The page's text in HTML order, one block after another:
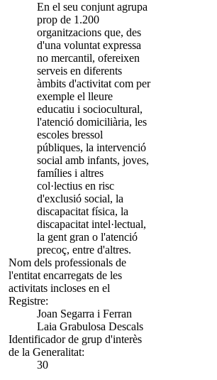
En el seu conjunt agrupa
prop de 1.200
organitzacions que, des
d'una voluntat expressa
no mercantil, ofereixen
serveis en diferents
àmbits d'activitat com per
exemple el lleure
educatiu i sociocultural,
l'atenció domiciliària, les
escoles bressol
públiques, la intervenció
social amb infants, joves,
famílies i altres
col·lectius en risc
d'exclusió social, la
discapacitat física, la
discapacitat intel·lectual,
la gent gran o l'atenció
precoç, entre d'altres.
Nom dels professionals de
l'entitat encarregats de les
activitats incloses en el
Registre:
Joan Segarra i Ferran
Laia Grabulosa Descals
Identificador de grup d'interès
de la Generalitat:
30